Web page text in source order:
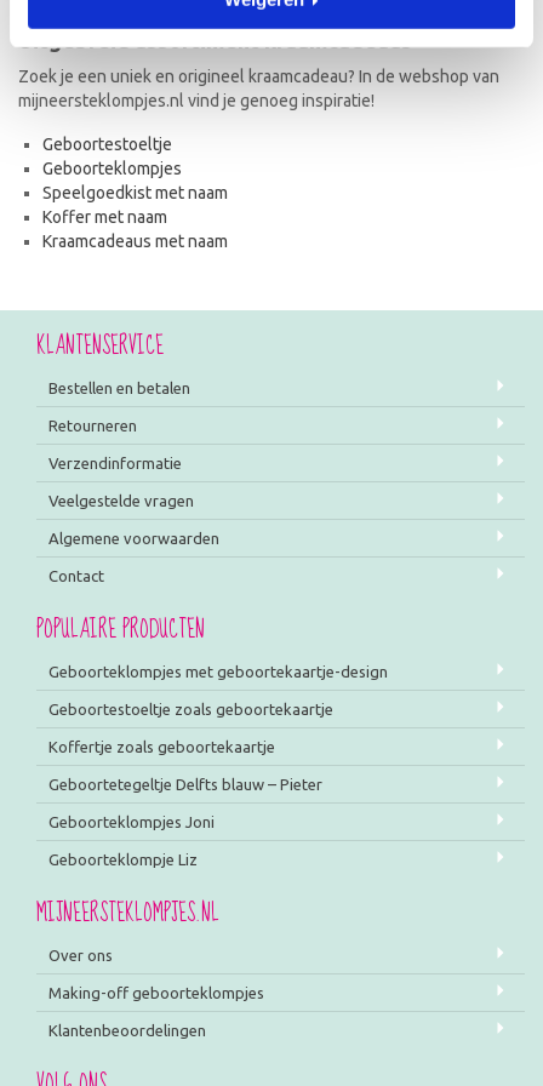
Zoek je een uniek en origineel kraamcadeau? In de webshop van
mijneersteklompjes.nl vind je genoeg inspiratie!
Geboortestoeltje
Geboorteklompjes
Speelgoedkist met naam
Koffer met naam
Kraamcadeaus met naam
KLANTENSERVICE
Bestellen en betalen
Retourneren
Verzendinformatie
Veelgestelde vragen
Algemene voorwaarden
Contact
POPULAIRE PRODUCTEN
Geboorteklompjes met geboortekaartje-design
Geboortestoeltje zoals geboortekaartje
Koffertje zoals geboortekaartje
Geboortetegeltje Delfts blauw – Pieter
Geboorteklompjes Joni
Geboorteklompje Liz
MIJNEERSTEKLOMPJES.NL
Over ons
Making-off geboorteklompjes
Klantenbeoordelingen